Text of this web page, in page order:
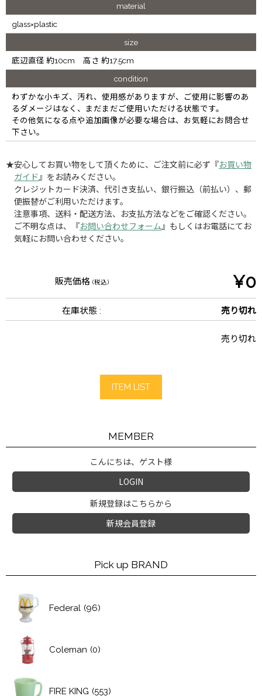
material
glass×plastic
size
底辺直径 約10cm 高さ 約17.5cm
condition
わずかな小キズ、汚れ、使用感がありますが、ご使用に影響のあ
るダメージはなく、まだまだご使用いただける状態です。
その他気になる点や追加画像が必要な場合は、お気軽にお問合せ
下さい。
★安心してお買い物をして頂くために、ご注文前に必ず『お買い物
ガイド 』をお読みください。
クレジットカード決済、代引き支払い、銀行振込（前払い）、郵
便振替がご利用いただけます。
注意事項、送料・配送方法、お支払方法などをご確認ください。
ご不明な点は、『お問い合わせフォーム 』もしくはお電話にてお
気軽にお問い合わせください。
販売価格 (税込) ¥0
在庫状態 : 売り切れ
売り切れ
ITEM LIST
MEMBER
こんにちは、ゲスト様
LOGIN
新規登録はこちらから
新規会員登録
Pick up BRAND
Federal (96)
Coleman (0)
FIRE KING (553)